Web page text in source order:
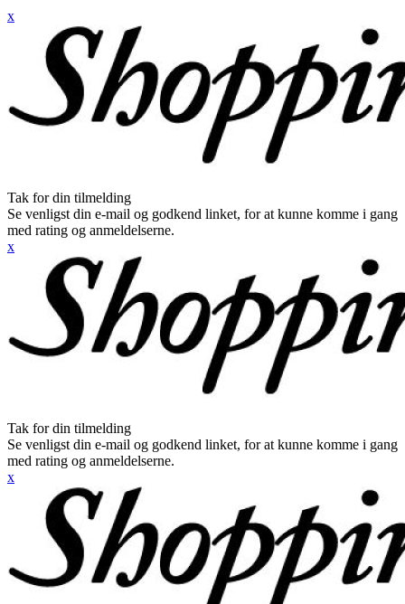
x
Tak for din tilmelding
Se venligst din e-mail og godkend linket, for at kunne komme i gang
med rating og anmeldelserne.
x
Tak for din tilmelding
Se venligst din e-mail og godkend linket, for at kunne komme i gang
med rating og anmeldelserne.
x